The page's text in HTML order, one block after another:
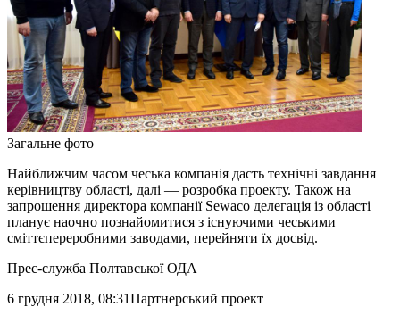
Загальне фото
Найближчим часом чеська компанія дасть технічні завдання
керівництву області, далі — розробка проекту. Також на
запрошення директора компанії Sewaco делегація із області
планує наочно познайомитися з існуючими чеськими
сміттєпереробними заводами, перейняти їх досвід.
Прес-служба Полтавської ОДА
6 грудня 2018, 08:31Партнерський проект